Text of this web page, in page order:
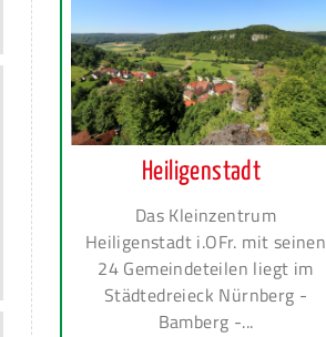
Heiligenstadt
Das Kleinzentrum
Heiligenstadt i.OFr. mit seinen
24 Gemeindeteilen liegt im
Städtedreieck Nürnberg -
Bamberg -...